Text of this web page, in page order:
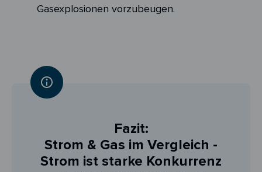
Gasexplosionen vorzubeugen.
Fazit:
Strom & Gas im Vergleich -
Strom ist starke Konkurrenz